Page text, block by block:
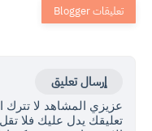
إرسال تعليق
عزيزي المشاهد لا تترك
تعليقك يدل عليك فلا